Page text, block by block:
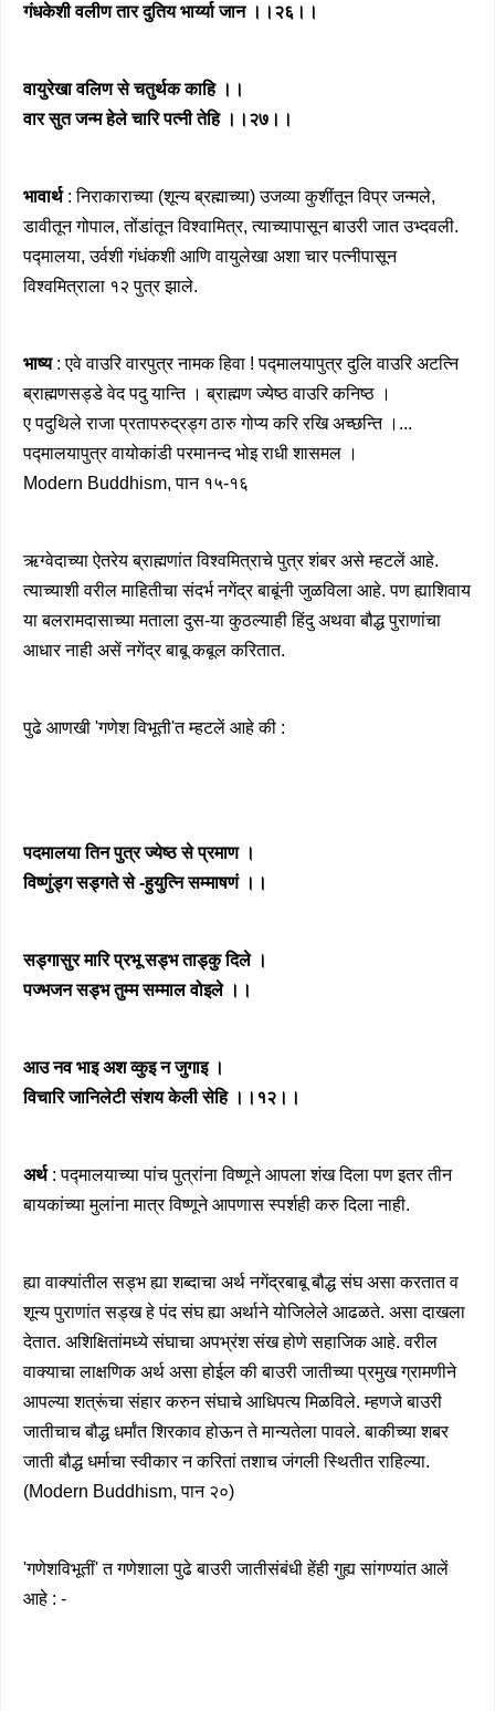
गंधकेशी वलीण तार दुतिय भार्य्या जान ।।२६।।
वायुरेखा वलिण से चतुर्थक काहि ।।
वार सुत जन्म हेले चारि पत्नी तेहि ।।२७।।
भावार्थ: निराकाराच्या (शून्य ब्रह्माच्या) उजव्या कुशींतून विप्र जन्मले,
डावीतून गोपाल, तोंडांतून विश्वामित्र, त्याच्यापासून बाउरी जात उभ्दवली.
पद्मालया, उर्वशी गंधंकशी आणि वायुलेखा अशा चार पत्नीपासून
विश्वमित्राला १२ पुत्र झाले.
भाष्य: एवे वाउरि वारपुत्र नामक हिवा ! पद्मालयापुत्र दुलि वाउरि अटत्नि
ब्राह्मणसड्डे वेद पदु यान्ति । ब्राह्मण ज्येष्ठ वाउरि कनिष्ठ ।
ए पदुथिले राजा प्रतापरुद्रड्ग ठारु गोप्य करि रखि अच्छन्ति ।...
पद्मालयापुत्र वायोकांडी परमानन्द भोइ राधी शासमल ।
Modern Buddhism, पान १५-१६
ऋग्वेदाच्या ऐतरेय ब्राह्मणांत विश्वमित्राचे पुत्र शंबर असे म्हटलें आहे.
त्याच्याशी वरील माहितीचा संदर्भ नगेंद्र बाबूंनी जुळविला आहे. पण ह्याशिवाय
या बलरामदासाच्या मताला दुस-या कुठल्याही हिंदु अथवा बौद्ध पुराणांचा
आधार नाही असें नगेंद्र बाबू कबूल करितात.
पुढे आणखी 'गणेश विभूती'त म्हटलें आहे की :
पदमालया तिन पुत्र ज्येष्ठ से प्रमाण ।
विष्णुंड्ग सड्गते से -हुयुत्नि सम्माषणं ।।
सड्गासुर मारि प्रभू सड्भ ताड्कु दिले ।
पज्भजन सड्भ तुम्म सम्माल वोइले ।।
आउ नव भाइ अश व्कुइ न जुगाइ ।
विचारि जानिलेटी संशय केली सेहि ।।१२।।
अर्थ: पद्मालयाच्या पांच पुत्रांना विष्णूने आपला शंख दिला पण इतर तीन
बायकांच्या मुलांना मात्र विष्णूने आपणास स्पर्शही करु दिला नाही.
ह्या वाक्यांतील सड्भ ह्या शब्दाचा अर्थ नगेंद्रबाबू बौद्ध संघ असा करतात व
शून्य पुराणांत सड्ख हे पंद संघ ह्या अर्थाने योजिलेले आढळते. असा दाखला
देतात. अशिक्षितांमध्ये संघाचा अपभ्रंश संख होणे सहाजिक आहे. वरील
वाक्याचा लाक्षणिक अर्थ असा होईल की बाउरी जातीच्या प्रमुख ग्रामणीने
आपल्या शत्रूंचा संहार करुन संघाचे आधिपत्य मिळविले. म्हणजे बाउरी
जातीचाच बौद्ध धर्मांत शिरकाव होऊन ते मान्यतेला पावले. बाकीच्या शबर
जाती बौद्ध धर्माचा स्वीकार न करितां तशाच जंगली स्थितीत राहिल्या.
(Modern Buddhism, पान २०)
'गणेशविभूतीं' त गणेशाला पुढे बाउरी जातीसंबंधी हेंही गुह्य सांगण्यांत आलें
आहे : -